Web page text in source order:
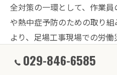
全対策の一環として、作業員
や熱中症予防のための取り組
より、足場工事現場での労
して作業を進められる環境
029-846-6585